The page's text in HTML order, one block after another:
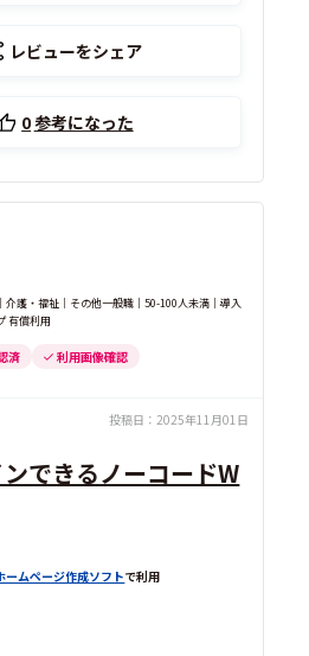
レビューをシェア
0参考になった
介護・福祉｜その他一般職｜50-100人未満｜導入
有償利用
済 利用画像確認
投稿日： 2025年11月01日
できるノーコードW
ームページ作成ソフトで利用